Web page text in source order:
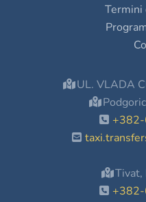
Termini
UL. VLADA
Tivat,